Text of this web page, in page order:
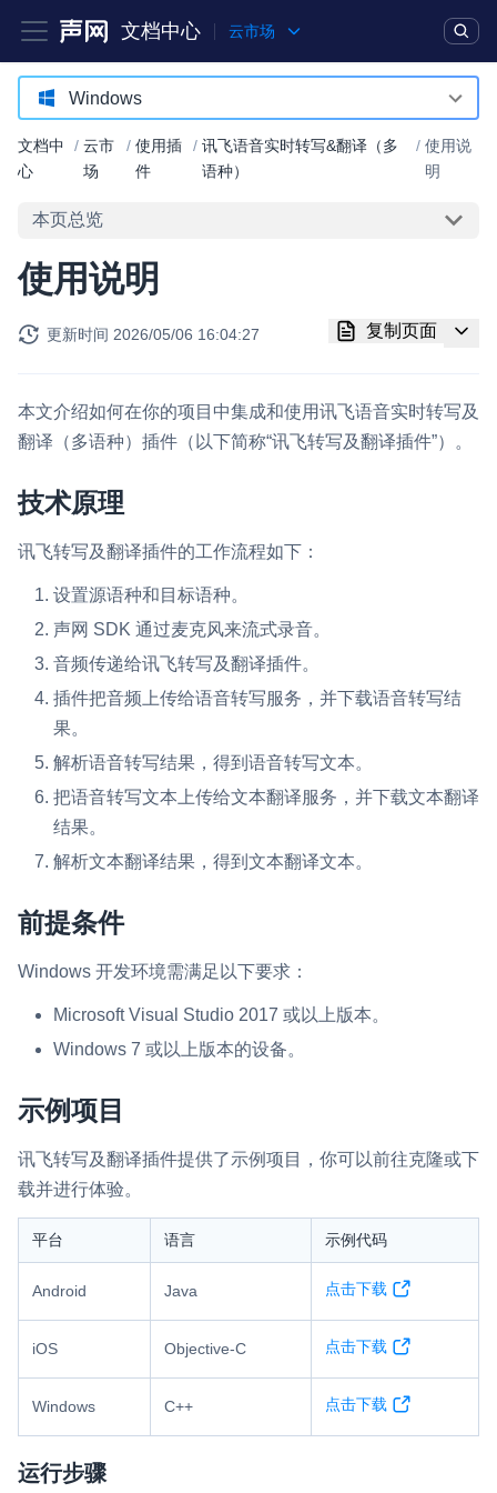
文档中心 云市场
产品 解决方案
实时互动基础能力
对话式 AI 引擎
音对话
实时互动
实时消息
一整套低延时、高并发、可扩展、高可靠的实时消息及状态同步
一整套高可靠、低时延、高并发、安全、全球化的即时聊天云服
融合 CDN 直播
对接国内外多家 CDN 供应商，提供一个整体播放体验最佳的
媒体流加速
为智能硬件提供优质的媒体流传输，实现人与人、人与物、物与
实时互动扩展能力
快速实现实时的语音转写功能
NEW
Status Page
内容审核
云市场
一站式实时互动模块的选型、购买、账号打通
SDK 拓展插件
拓展 SDK 能力，打造更具个性化的音视频互动效果
使用录制、推流、拉流等服务丰富互动体验
Windows
Android
macOS
Web
文档中
心
/ 云市
场
/ 使用插
件
/ 讯飞语音实时转写&翻译（多
语种）
/ 使用说
明
本页总览
使用说明
更新时间 2026/05/06 16:04:27 复制页面
本文介绍如何在你的项目中集成和使用讯飞语音实时转写及
翻译（多语种）插件（以下简称“讯飞转写及翻译插件”）。
技术原理
讯飞转写及翻译插件的工作流程如下：
设置源语种和目标语种。
声网 SDK 通过麦克风来流式录音。
音频传递给讯飞转写及翻译插件。
插件把音频上传给语音转写服务，并下载语音转写结
果。
解析语音转写结果，得到语音转写文本。
把语音转写文本上传给文本翻译服务，并下载文本翻译
结果。
解析文本翻译结果，得到文本翻译文本。
前提条件
Windows 开发环境需满足以下要求：
Microsoft Visual Studio 2017 或以上版本。
Windows 7 或以上版本的设备。
示例项目
讯飞转写及翻译插件提供了示例项目，你可以前往克隆或下
载并进行体验。
平台 语言 示例代码
Android Java 点击下载
iOS Objective-C 点击下载
Windows C++ 点击下载
运行步骤